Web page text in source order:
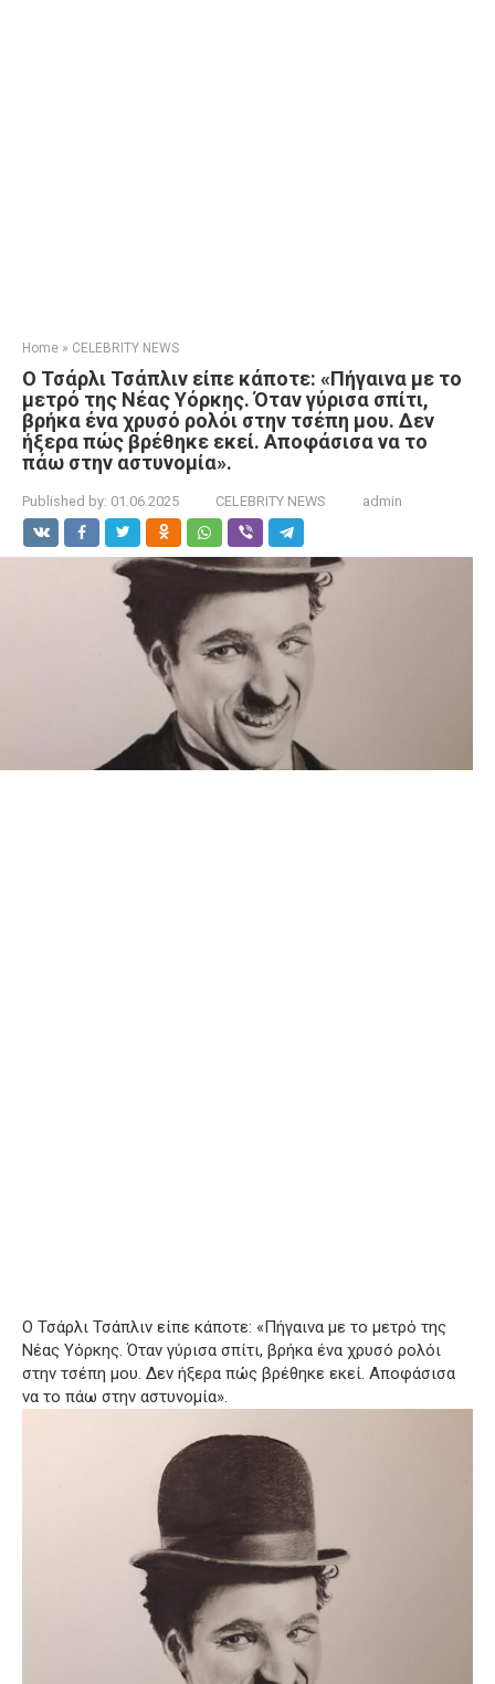
Home » CELEBRITY NEWS
Ο Τσάρλι Τσάπλιν είπε κάποτε: «Πήγαινα με το
μετρό της Νέας Υόρκης. Όταν γύρισα σπίτι,
βρήκα ένα χρυσό ρολόι στην τσέπη μου. Δεν
ήξερα πώς βρέθηκε εκεί. Αποφάσισα να το
πάω στην αστυνομία».
Published by: 01.06.2025 CELEBRITY NEWS admin
Ο Τσάρλι Τσάπλιν είπε κάποτε: «Πήγαινα με το μετρό της
Νέας Υόρκης. Όταν γύρισα σπίτι, βρήκα ένα χρυσό ρολόι
στην τσέπη μου. Δεν ήξερα πώς βρέθηκε εκεί. Αποφάσισα
να το πάω στην αστυνομία».